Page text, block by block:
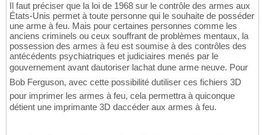
Il faut préciser que la loi de 1968 sur le contrôle des armes aux
États-Unis permet à toute personne qui le souhaite de posséder
une arme à feu. Mais pour certaines personnes comme les
anciens criminels ou ceux souffrant de problèmes mentaux, la
possession des armes à feu est soumise à des contrôles des
antécédents psychiatriques et judiciaires menés par le
gouvernement avant dautoriser lachat dune arme neuve. Pour
Bob Ferguson, avec cette possibilité dutiliser ces fichiers 3D
pour imprimer les armes à feu, cela permettra à quiconque
détient une imprimante 3D daccéder aux armes à feu.